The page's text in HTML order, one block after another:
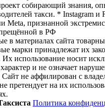
собирающий знания,
такси. * Instagram и
Meta, признанной
в РФ
в материалах сайта
марки принадлежат их
Их использование носит
и не означает
Сайт не аффилирован с
претендует на их
Политика